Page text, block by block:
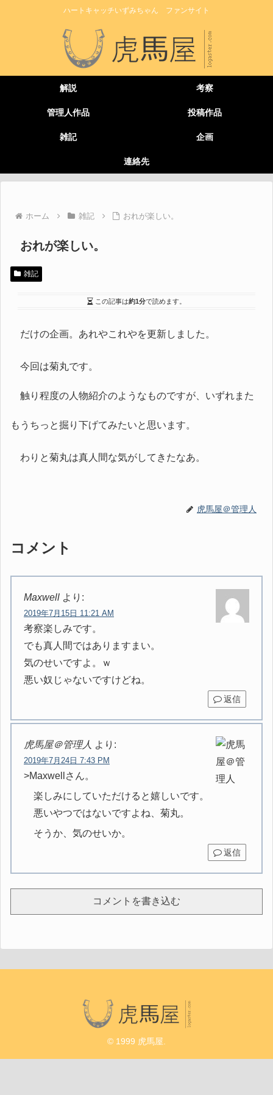
ハートキャッチいずみちゃん ファンサイト
解説 考察
管理人作品 投稿作品
雑記 企画
連絡先
ホーム 雑記 おれが楽しい。
おれが楽しい。
雑記
この記事は約1分で読めます。
だけの企画。あれやこれやを更新しました。
今回は菊丸です。
触り程度の人物紹介のようなものですが、いずれまた
もうちっと掘り下げてみたいと思います。
わりと菊丸は真人間な気がしてきたなあ。
虎馬屋＠管理人
コメント
Maxwell より:
2019年7月15日 11:21 AM
考察楽しみです。
でも真人間ではありますまい。
気のせいですよ。ｗ
悪い奴じゃないですけどね。
返信
虎馬屋＠管理人 より:
2019年7月24日 7:43 PM
>Maxwellさん。
楽しみにしていただけると嬉しいです。
悪いやつではないですよね、菊丸。
そうか、気のせいか。
返信
コメントを書き込む
© 1999 虎馬屋.